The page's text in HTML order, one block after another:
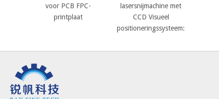
voor PCB FPC-
printplaat
lasersnijmachine met
CCD Visueel
positioneringssysteem: